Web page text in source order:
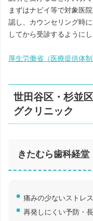
まずはナビイ等で対象医
認し、カウンセリング時
してから受診するようにし
厚生労働省（医療提供体制
世田谷区・杉並
グクリニック
きたむら歯科経堂
痛みの少ないストレ
再発しにくい予防・